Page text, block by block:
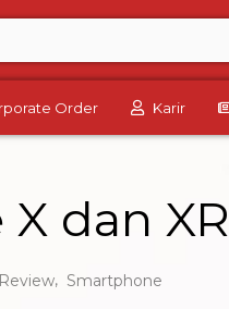
Order Karir
dan XR
Review, Smartphone